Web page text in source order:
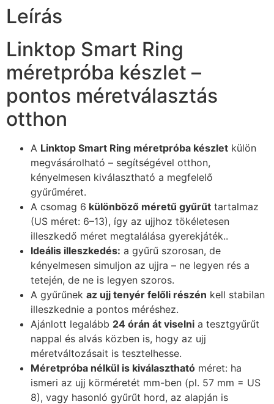
Leírás
Linktop Smart Ring
méretpróba készlet –
pontos méretválasztás
otthon
A Linktop Smart Ring méretpróba készlet külön
megvásárolható – segítségével otthon,
kényelmesen kiválasztható a megfelelő
gyűrűméret.
A csomag 6 különböző méretű gyűrűt tartalmaz
(US méret: 6–13), így az ujjhoz tökéletesen
illeszkedő méret megtalálása gyerekjáték..
Ideális illeszkedés: a gyűrű szorosan, de
kényelmesen simuljon az ujjra – ne legyen rés a
tetején, de ne is legyen szoros.
A gyűrűnek az ujj tenyér felőli részén kell stabilan
illeszkednie a pontos méréshez.
Ajánlott legalább 24 órán át viselni a tesztgyűrűt
nappal és alvás közben is, hogy az ujj
méretváltozásait is tesztelhesse.
Méretpróba nélkül is kiválasztható méret: ha
ismeri az ujj körméretét mm-ben (pl. 57 mm = US
8), vagy hasonló gyűrűt hord, az alapján is